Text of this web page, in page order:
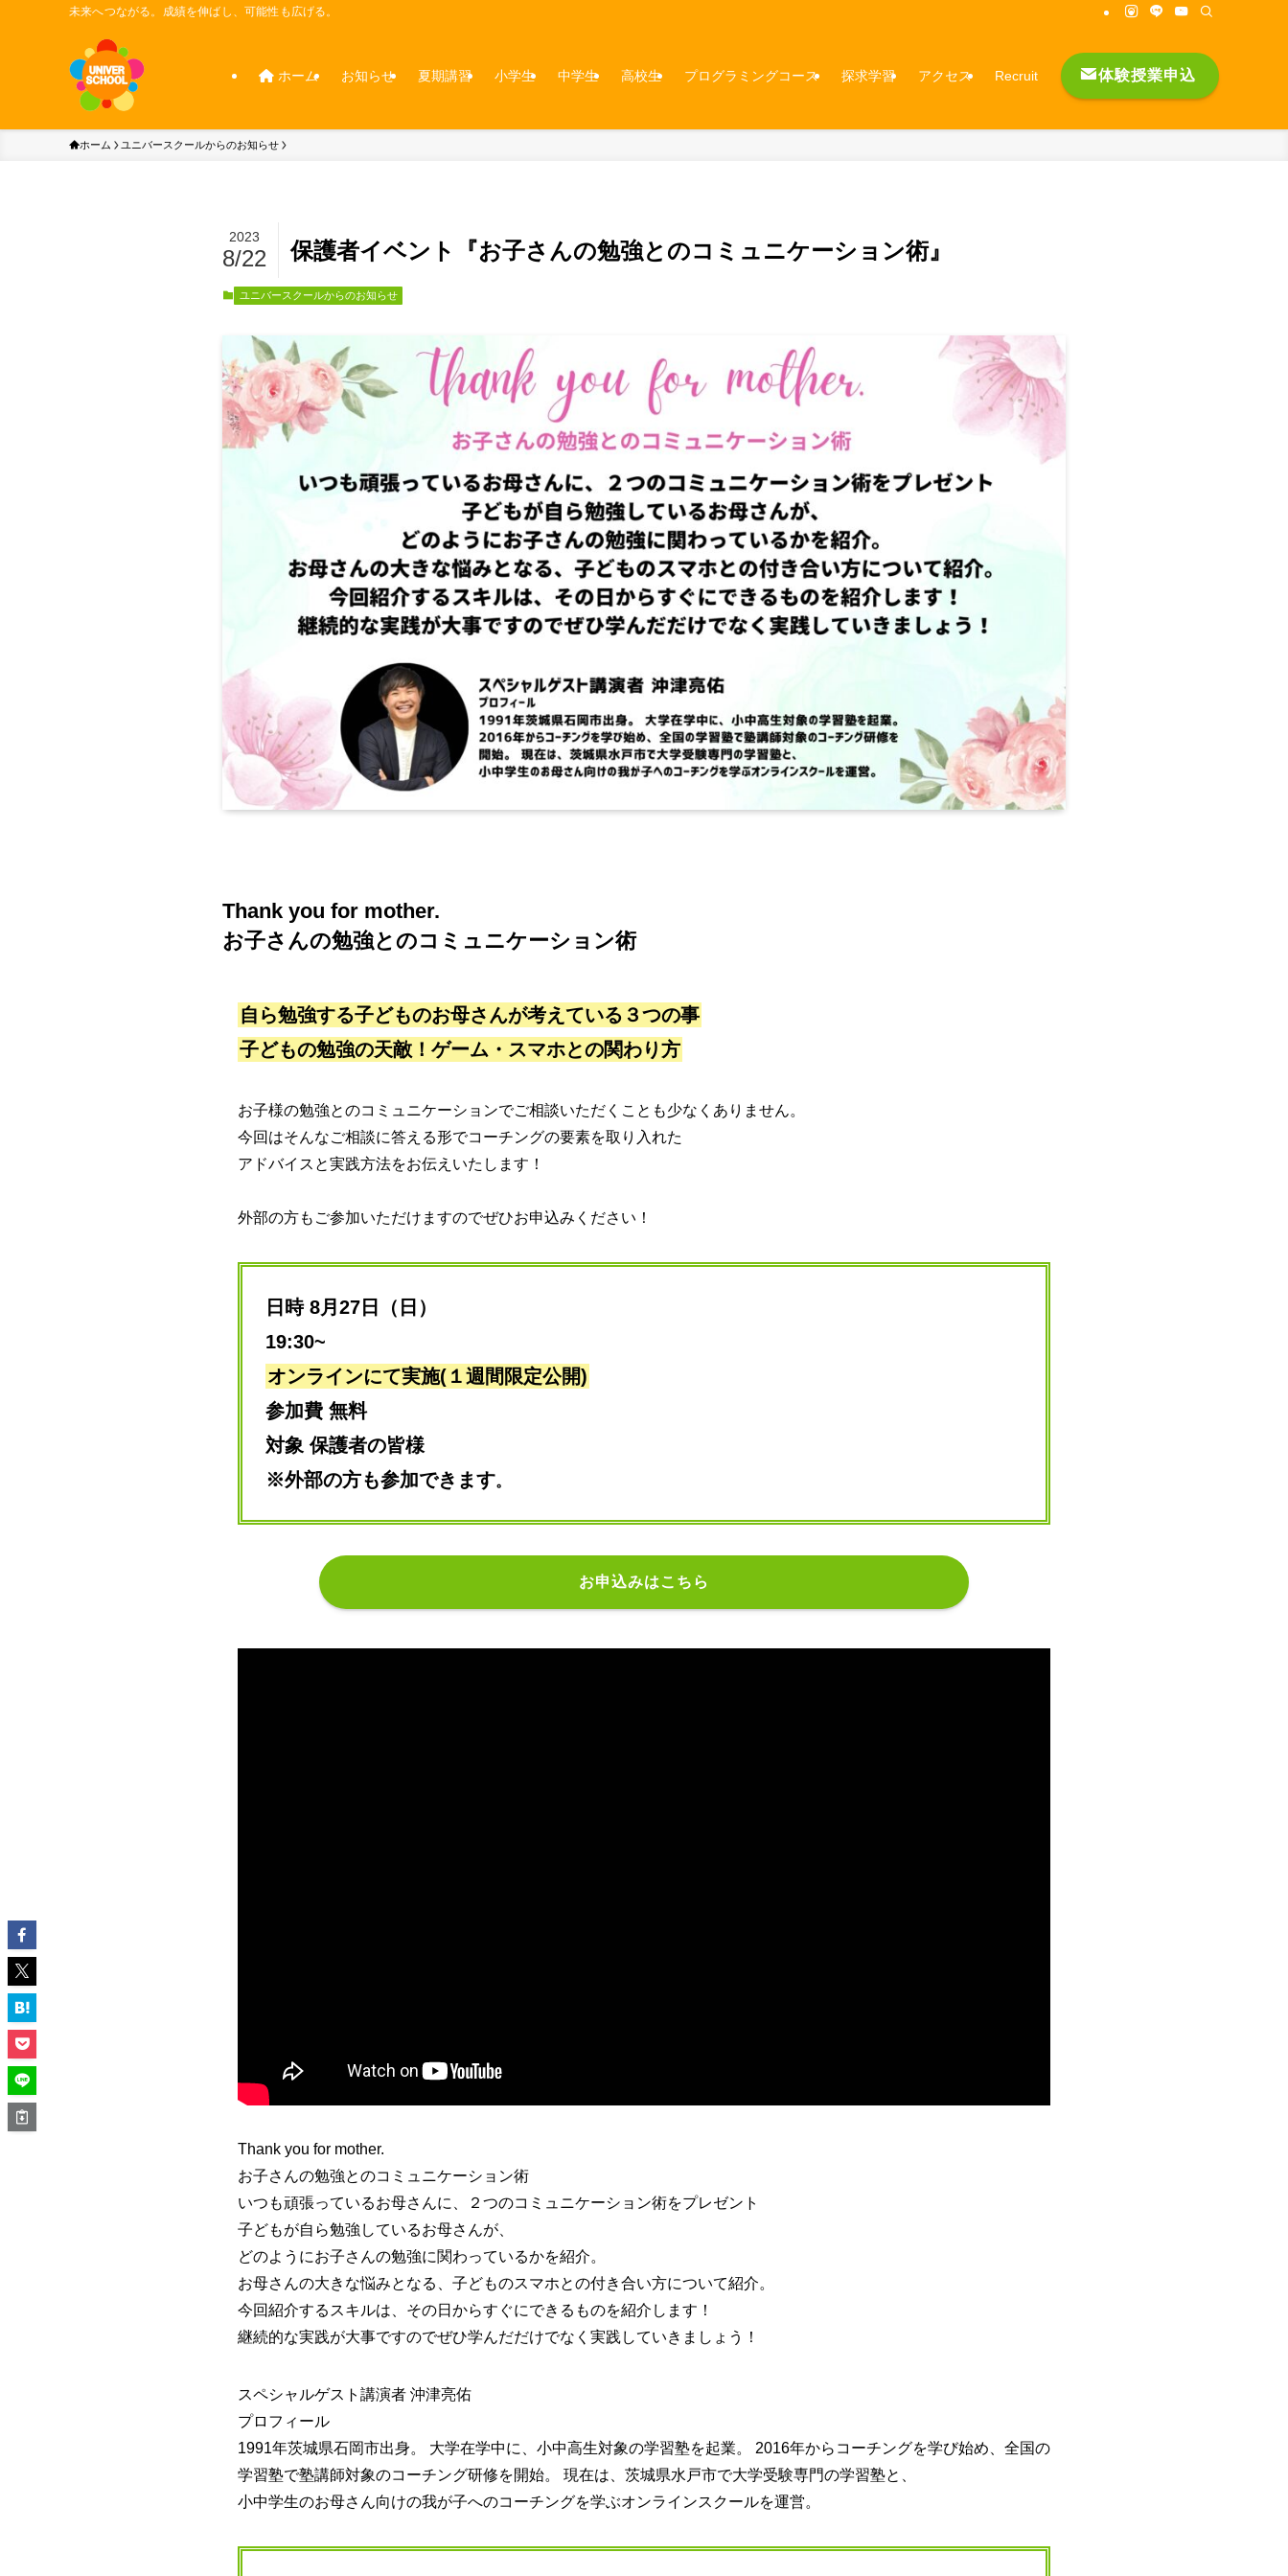
未来へつながる。成績を伸ばし、可能性も広げる。
ホーム お知らせ 夏期講習 小学生 中学生 高校生 プログラミングコース 探求学習 アクセス Recruit 体験授業申込
ホーム ユニバースクールからのお知らせ
保護者イベント『お⼦さんの勉強とのコミュニケーション術』
2023
8/22
ユニバースクールからのお知らせ
Thank you for mother.
お⼦さんの勉強とのコミュニケーション術
⾃ら勉強する⼦どものお⺟さんが考えている３つの事
⼦どもの勉強の天敵！ゲーム・スマホとの関わり⽅
お子様の勉強とのコミュニケーションでご相談いただくことも少なくありません。
今回はそんなご相談に答える形でコーチングの要素を取り入れた
アドバイスと実践方法をお伝えいたします！
外部の方もご参加いただけますのでぜひお申込みください！
日時 8月27日（日）
19:30~
オンラインにて実施(１週間限定公開)
参加費 無料
対象 保護者の皆様
※外部の方も参加できます。
お申込みはこちら
Thank you for mother.
お⼦さんの勉強とのコミュニケーション術
いつも頑張っているお母さんに、２つのコミュニケーション術をプレゼント
子どもが自ら勉強しているお母さんが、
どのようにお子さんの勉強に関わっているかを紹介。
お母さんの大きな悩みとなる、子どものスマホとの付き合い方について紹介。
今回紹介するスキルは、その日からすぐにできるものを紹介します！
継続的な実践が大事ですのでぜひ学んだだけでなく実践していきましょう！
スペシャルゲスト講演者 沖津亮佑
プロフィール
1991年茨城県石岡市出身。 大学在学中に、小中高生対象の学習塾を起業。 2016年からコーチングを学び始め、全国の
学習塾で塾講師対象のコーチング研修を開始。 現在は、茨城県水戸市で大学受験専門の学習塾と、
小中学生のお母さん向けの我が子へのコーチングを学ぶオンラインスクールを運営。